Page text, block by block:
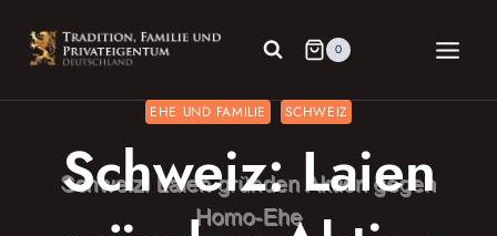
Inhalt
springen
0
EHE UND FAMILIE SCHWEIZ
Schweiz: Laien